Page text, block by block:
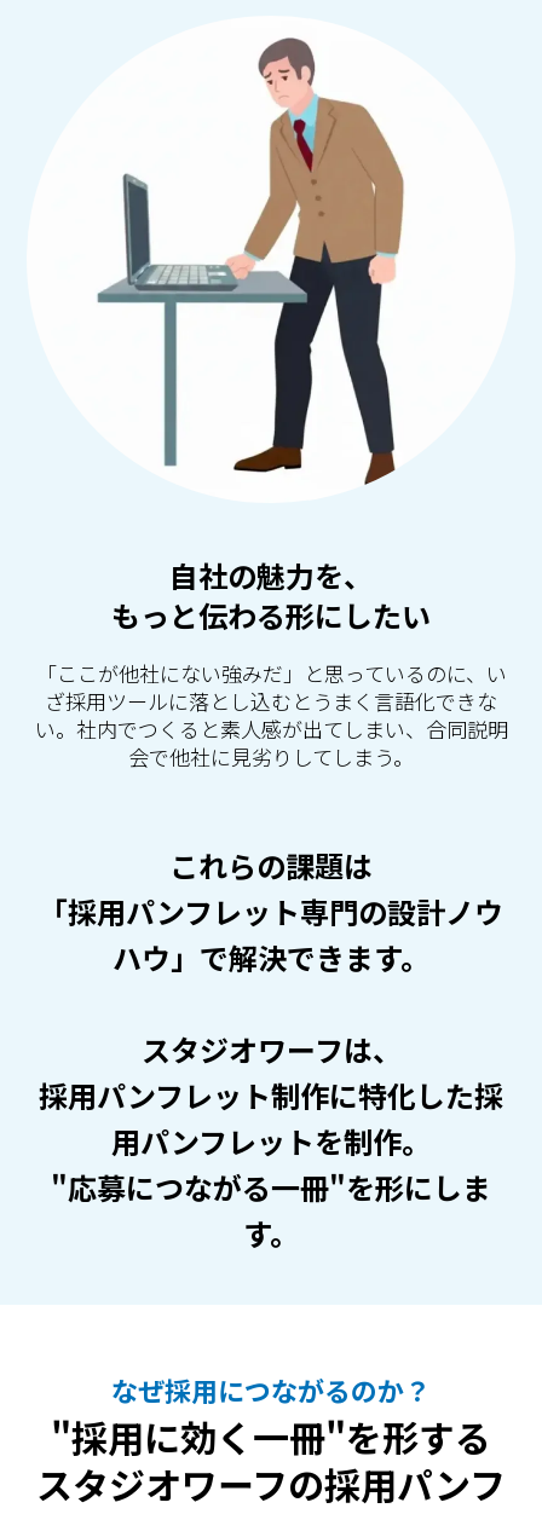
自社の魅力を、
もっと伝わる形にしたい
「ここが他社にない強みだ」と思っているのに、い
ざ採用ツールに落とし込むとうまく言語化できな
い。社内でつくると素人感が出てしまい、合同説明
会で他社に見劣りしてしまう。
これらの課題は
「採用パンフレット専門の設計ノウ
ハウ」で解決できます。
スタジオワーフは、
採用パンフレット制作に特化した採
用パンフレットを制作。
"応募につながる一冊"を形にしま
す。
なぜ採用につながるのか？
"採用に効く一冊"を形する
スタジオワーフの採用パンフ